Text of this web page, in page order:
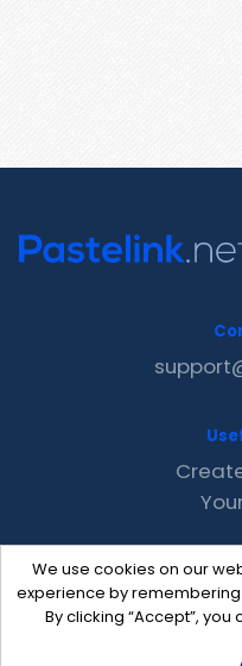
We use cookies on our
experience by
By clicking “Accept”,